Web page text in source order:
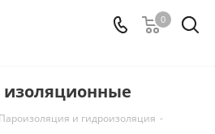
0
Пароизоляция и гидроизоляция -